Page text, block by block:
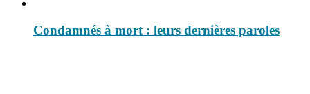
Condamnés à mort : leurs dernières paroles